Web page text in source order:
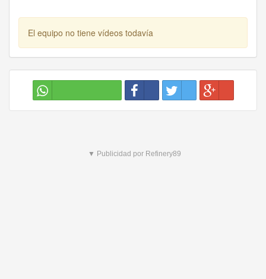
El equipo no tiene vídeos todavía
▼ Publicidad por Refinery89